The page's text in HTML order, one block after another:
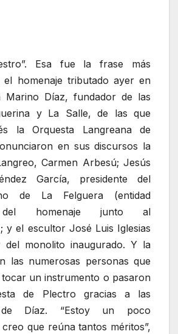
Esa fue la frase más
el homenaje tributado ayer en
Marino Díaz, fundador de las
y La Salle, de las que
la Orquesta Langreana de
en sus discursos la
Carmen Arbesú; Jesús
García, presidente del
de La Felguera (entidad
del homenaje junto al
y el escultor José Luis Iglesias
del monolito inaugurado. Y la
las numerosas personas que
un instrumento o pasaron
de Plectro gracias a las
de Díaz. “Estoy un poco
que reúna tantos méritos”,